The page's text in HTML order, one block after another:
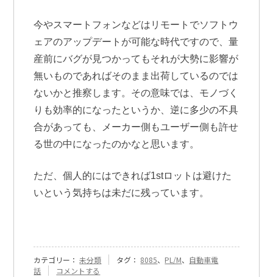
今やスマートフォンなどはリモートでソフトウ
ェアのアップデートが可能な時代ですので、量
産前にバグが見つかってもそれが大勢に影響が
無いものであればそのまま出荷しているのでは
ないかと推察します。その意味では、モノづく
りも効率的になったというか、逆に多少の不具
合があっても、メーカー側もユーザー側も許せ
る世の中になったのかなと思います。
ただ、個人的にはできれば1stロットは避けた
いという気持ちは未だに残っています。
カテゴリー：未分類 タグ： 8085、 PL/M、 自動車電
話
『[175]
コメントする